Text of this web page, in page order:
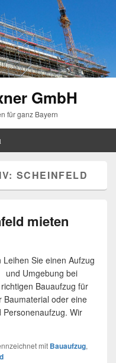
GmbH
für ganz Bayern
SCHEINFELD
mieten
Sie einen Aufzug
Umgebung bei
Bauaufzug für
Baumaterial oder eine
Wir
mieten
mit Bauaufzug,